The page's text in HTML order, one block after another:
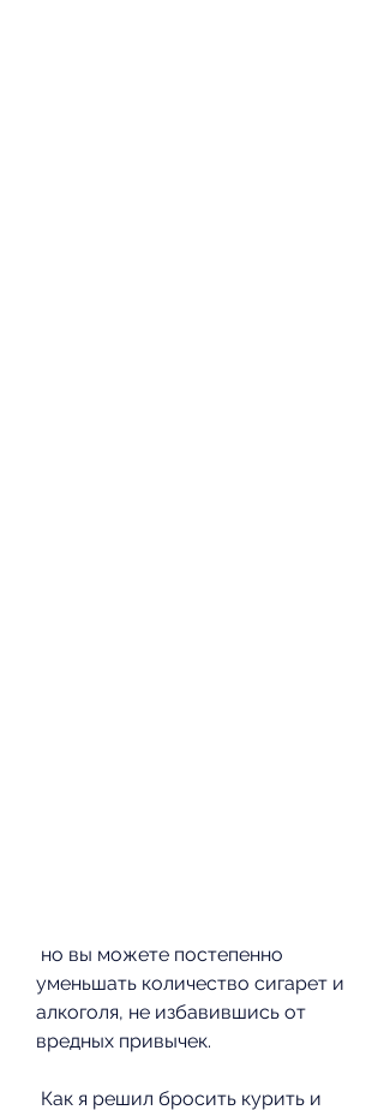
уменьшать количество сигарет и
алкоголя, не избавившись от
вредных привычек.